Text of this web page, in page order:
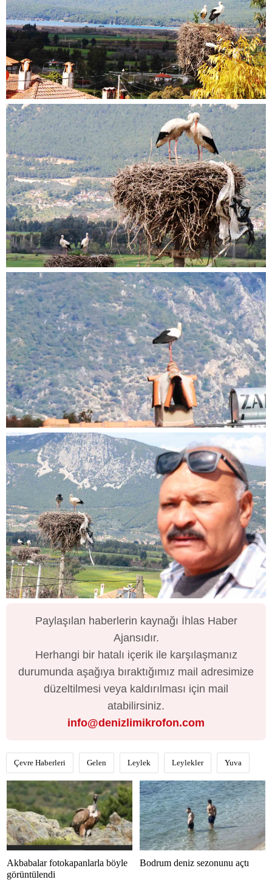
Paylaşılan haberlerin kaynağı İhlas Haber
Ajansıdır.
Herhangi bir hatalı içerik ile karşılaşmanız
durumunda aşağıya bıraktığımız mail adresimize
düzeltilmesi veya kaldırılması için mail
atabilirsiniz.
info@denizlimikrofon.com
Çevre Haberleri Gelen Leylek Leylekler Yuva
Akbabalar fotokapanlarla böyle
görüntülendi
Bodrum deniz sezonunu açtı